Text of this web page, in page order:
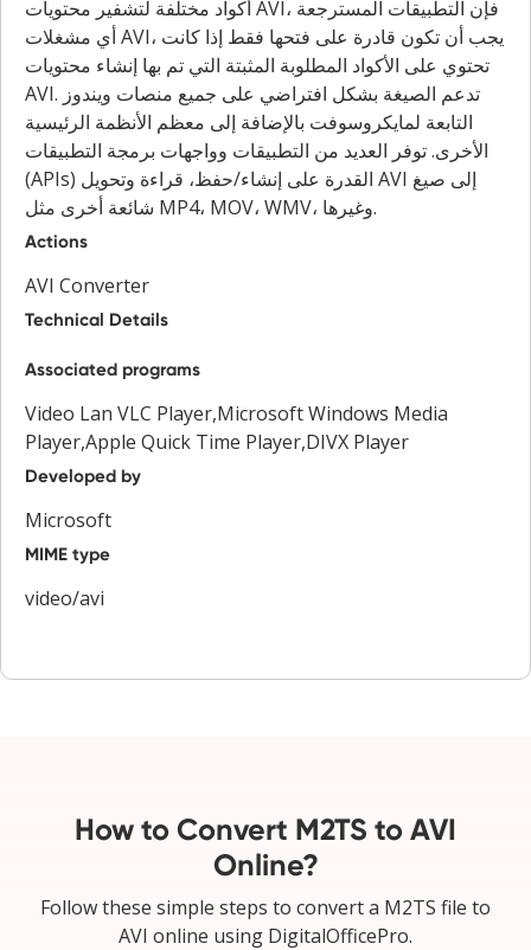
أكواد مختلفة لتشفير محتويات AVI، فإن التطبيقات المسترجعة
أي مشغلات AVI، يجب أن تكون قادرة على فتحها فقط إذا كانت
تحتوي على الأكواد المطلوبة المثبتة التي تم بها إنشاء محتويات
AVI. تدعم الصيغة بشكل افتراضي على جميع منصات ويندوز
التابعة لمايكروسوفت بالإضافة إلى معظم الأنظمة الرئيسية
الأخرى. توفر العديد من التطبيقات وواجهات برمجة التطبيقات
(APIs) القدرة على إنشاء/حفظ، قراءة وتحويل AVI إلى صيغ
شائعة أخرى مثل MP4، MOV، WMV، وغيرها.
Actions
AVI Converter
Technical Details
Associated programs
Video Lan VLC Player,Microsoft Windows Media
Player,Apple Quick Time Player,DIVX Player
Developed by
Microsoft
MIME type
video/avi
How to Convert M2TS to AVI
Online?
Follow these simple steps to convert a M2TS file to
AVI online using DigitalOfficePro.